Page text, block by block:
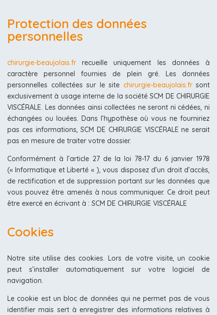
Protection des données
personnelles
chirurgie-beaujolais.frrecueille uniquement les données à
caractère personnel fournies de plein gré. Les données
personnelles collectées sur le site chirurgie-beaujolais.frsont
exclusivement à usage interne de la société SCM DE CHIRURGIE
VISCÉRALE. Les données ainsi collectées ne seront ni cédées, ni
échangées ou louées. Dans l’hypothèse où vous ne fourniriez
pas ces informations, SCM DE CHIRURGIE VISCÉRALE ne serait
pas en mesure de traiter votre dossier.
Conformément à l’article 27 de la loi 78-17 du 6 janvier 1978
(« Informatique et Liberté « ), vous disposez d’un droit d’accès,
de rectification et de suppression portant sur les données que
vous pouvez être amenés à nous communiquer. Ce droit peut
être exercé en écrivant à : SCM DE CHIRURGIE VISCÉRALE
Cookies
Notre site utilise des cookies. Lors de votre visite, un cookie
peut s’installer automatiquement sur votre logiciel de
navigation.
Le cookie est un bloc de données qui ne permet pas de vous
identifier mais sert à enregistrer des informations relatives à